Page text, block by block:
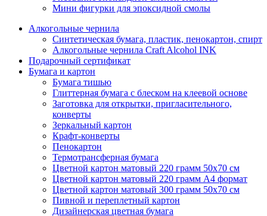
Мини фигурки для эпоксидной смолы
Алкогольные чернила
Синтетическая бумага, пластик, пенокартон, спирт
Алкогольные чернила Craft Alcohol INK
Подарочный сертификат
Бумага и картон
Бумага тишью
Глиттерная бумага с блеском на клеевой основе
Заготовка для открытки, пригласительного,
конверты
Зеркальный картон
Крафт-конверты
Пенокартон
Термотрансферная бумага
Цветной картон матовый 220 грамм 50х70 см
Цветной картон матовый 220 грамм A4 формат
Цветной картон матовый 300 грамм 50х70 см
Пивной и переплетный картон
Дизайнерская цветная бумага